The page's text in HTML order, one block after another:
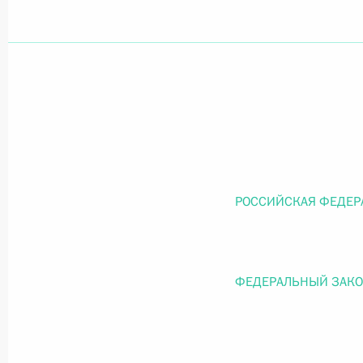
Федеральный закон от
РОССИЙСКАЯ
ФЕДЕРАЛЬНЫЙ